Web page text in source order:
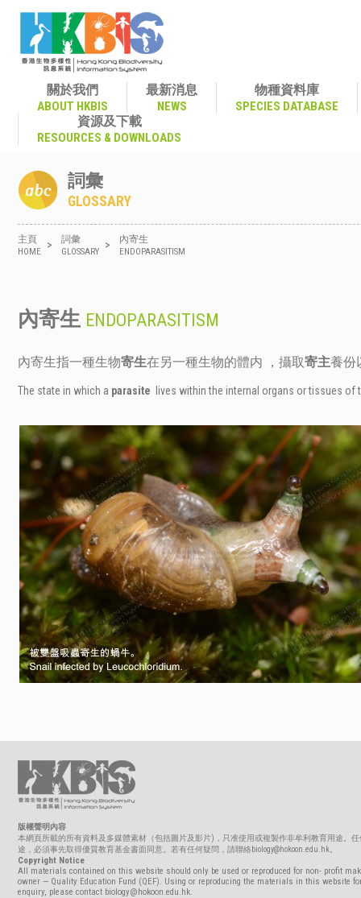
關於我們
ABOUT HKBIS
最新消息
NEWS
物種資料庫
SPECIES DATABASE
資源及下載
RESOURCES & DOWNLOADS
詞彙
GLOSSARY
主頁
HOME
> 詞彙
GLOSSARY
> 內寄生
ENDOPARASITISM
內寄生 ENDOPARASITISM
內寄生指一種生物寄生在另一種生物的體内 ，攝取寄主養份
The state in which a parasite lives within the internal organs or tissues of
版權聲明內容
本網頁所載的所有資料及多媒體素材（包括圖片及影片)，只准使用或複製作非牟利教育用途。
途，必須事先取得優質教育基金書面同意。若有任何疑問，請聯絡biology@hokoon.edu.hk。
Copyright Notice
All materials contained on this website should only be used or reproduced for non- profit
owner — Quality Education Fund (QEF). Using or reproducing the materials in this website
enquiry, please contact biology@hokoon.edu.hk.